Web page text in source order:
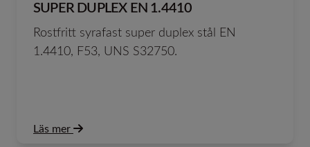
SUPER DUPLEX EN 1.4410
Rostfritt syrafast super duplex stål EN
1.4410, F53, UNS S32750.
Läs mer